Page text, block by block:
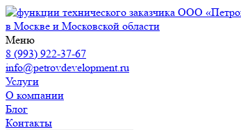
ООО
в Москве и Московской области
Меню
8 (993) 922-37-67
info@petrovdevelopment.ru
Услуги
О компании
Блог
Контакты